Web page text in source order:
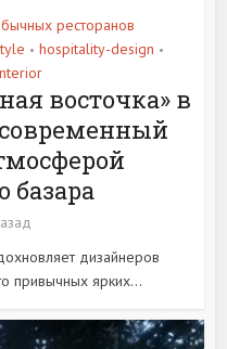
ресторанов
• hospitality-design •
восточка» в
базара
дизайнеров
привычных ярких...